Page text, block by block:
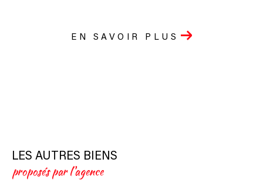
EN SAVOIR PLUS
LES AUTRES BIENS
proposés par l'agence